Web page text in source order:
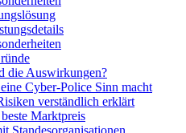
die Auswirkungen?
Cyber-Police Sinn macht
verständlich erklärt
Marktpreis
Standesorganisationen